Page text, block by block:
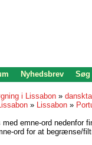
Nyhedsbrev Søg
i Lissabon »
» Lissabon »
med emne-ord nedenfor
ord for at begrænse/